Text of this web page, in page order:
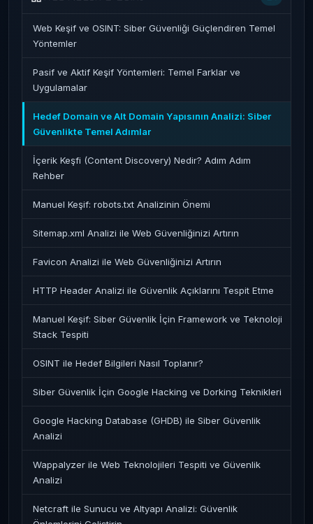
Web Keşif ve OSINT: Siber Güvenliği Güçlendiren Temel
Yöntemler
Pasif ve Aktif Keşif Yöntemleri: Temel Farklar ve
Uygulamalar
Hedef Domain ve Alt Domain Yapısının Analizi: Siber
Güvenlikte Temel Adımlar
İçerik Keşfi (Content Discovery) Nedir? Adım Adım
Rehber
Manuel Keşif: robots.txt Analizinin Önemi
Sitemap.xml Analizi ile Web Güvenliğinizi Artırın
Favicon Analizi ile Web Güvenliğinizi Artırın
HTTP Header Analizi ile Güvenlik Açıklarını Tespit Etme
Manuel Keşif: Siber Güvenlik İçin Framework ve Teknoloji
Stack Tespiti
OSINT ile Hedef Bilgileri Nasıl Toplanır?
Siber Güvenlik İçin Google Hacking ve Dorking Teknikleri
Google Hacking Database (GHDB) ile Siber Güvenlik
Analizi
Wappalyzer ile Web Teknolojileri Tespiti ve Güvenlik
Analizi
Netcraft ile Sunucu ve Altyapı Analizi: Güvenlik